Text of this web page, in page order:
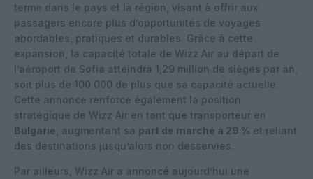
terme dans le pays et la région, visant à offrir aux
passagers encore plus d’opportunités de voyages
abordables, pratiques et durables. Grâce à cette
expansion, la capacité totale de Wizz Air au départ de
l’aéroport de Sofia atteindra 1,29 million de sièges par an,
soit plus de 100 000 de plus que sa capacité actuelle.
Cette annonce renforce également la position
stratégique de Wizz Air en tant que transporteur en
Bulgarie , augmentant sa part de marché à 29 % et reliant
des destinations jusqu’alors non desservies.
Par ailleurs, Wizz Air a annoncé aujourd’hui une